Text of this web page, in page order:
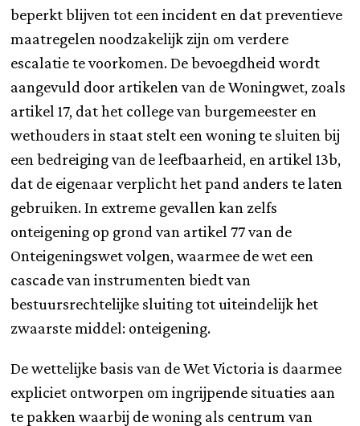
beperkt blijven tot een incident en dat preventieve
maatregelen noodzakelijk zijn om verdere
escalatie te voorkomen. De bevoegdheid wordt
aangevuld door artikelen van de Woningwet, zoals
artikel 17, dat het college van burgemeester en
wethouders in staat stelt een woning te sluiten bij
een bedreiging van de leefbaarheid, en artikel 13b,
dat de eigenaar verplicht het pand anders te laten
gebruiken. In extreme gevallen kan zelfs
onteigening op grond van artikel 77 van de
Onteigeningswet volgen, waarmee de wet een
cascade van instrumenten biedt van
bestuursrechtelijke sluiting tot uiteindelijk het
zwaarste middel: onteigening.
De wettelijke basis van de Wet Victoria is daarmee
expliciet ontworpen om ingrijpende situaties aan
te pakken waarbij de woning als centrum van